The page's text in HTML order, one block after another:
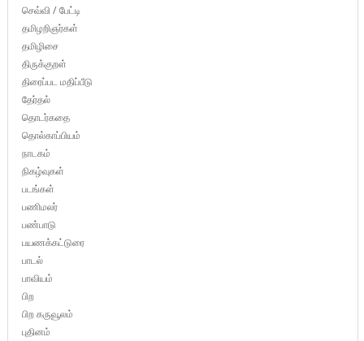
செவ்வி / பேட்டி
தமிழறிஞர்கள்
தமிழிசை
திருக்குறள்
திரைப்பட மதிப்பீடு
தேர்தல்
தொடர்கதை
தொல்காப்பியம்
நாடகம்
நிகழ்வுகள்
படங்கள்
பணிமலர்
பண்பாடு
பயணக்கட்டுரை
பாடல்
பாவியம்
பிற
பிற கருவூலம்
புதினம்